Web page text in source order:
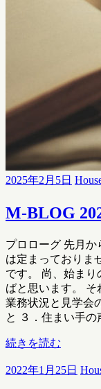
2025年2月5日
M-BLOG
プロローグ 先月
は定まっておりま
です。 尚、始ま
ばと思います。
業務状況と見学会
と ３．住まい手の
続きを読む
2022年1月25日